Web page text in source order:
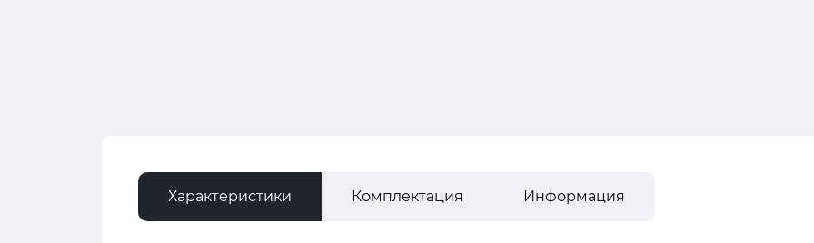
Характеристики Комплектация Информация